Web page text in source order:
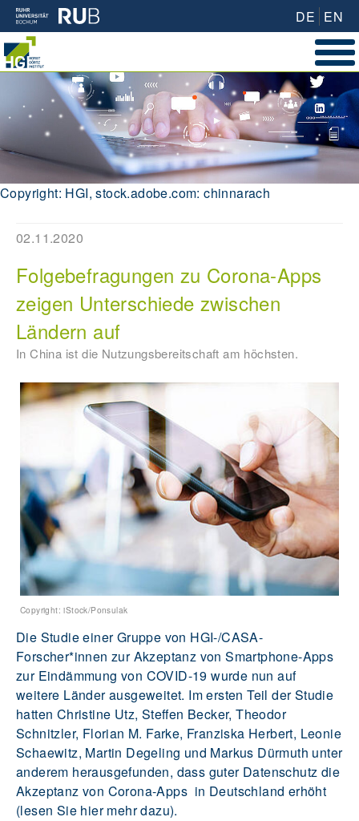
DE EN
Copyright: HGI, stock.adobe.com: chinnarach
02.11.2020
Folgebefragungen zu Corona-Apps
zeigen Unterschiede zwischen
Ländern auf
In China ist die Nutzungsbereitschaft am höchsten.
Copyright: iStock/Ponsulak
Die Studie einer Gruppe von HGI-/CASA-
Forscher*innen zur Akzeptanz von Smartphone-Apps
zur Eindämmung von COVID-19 wurde nun auf
weitere Länder ausgeweitet. Im ersten Teil der Studie
hatten Christine Utz, Steffen Becker, Theodor
Schnitzler, Florian M. Farke, Franziska Herbert, Leonie
Schaewitz, Martin Degeling und Markus Dürmuth unter
anderem herausgefunden, dass guter Datenschutz die
Akzeptanz von Corona-Apps in Deutschland erhöht
(lesen Sie hier mehr dazu).